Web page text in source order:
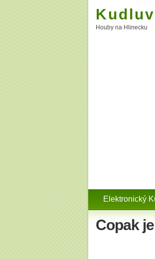
Houby na Hlinecku
Elektronický
Copak